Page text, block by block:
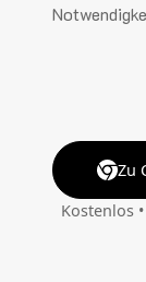
Zu
Kostenlos